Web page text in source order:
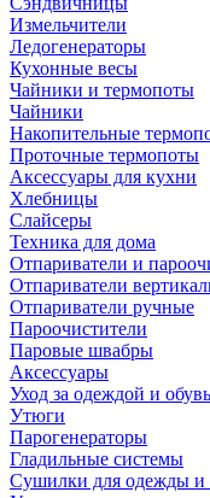
Измельчители
Ледогенераторы
Кухонные весы
Чайники и термопоты
Чайники
Накопительные
Проточные термопоты
Аксессуары для кухни
Хлебницы
Слайсеры
Техника для дома
Отпариватели и
Отпариватели
Отпариватели ручные
Пароочистители
Паровые швабры
Аксессуары
Уход за одеждой и
Утюги
Парогенераторы
Гладильные системы
Сушилки для одежды и